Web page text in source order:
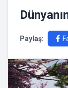
Paylaş: